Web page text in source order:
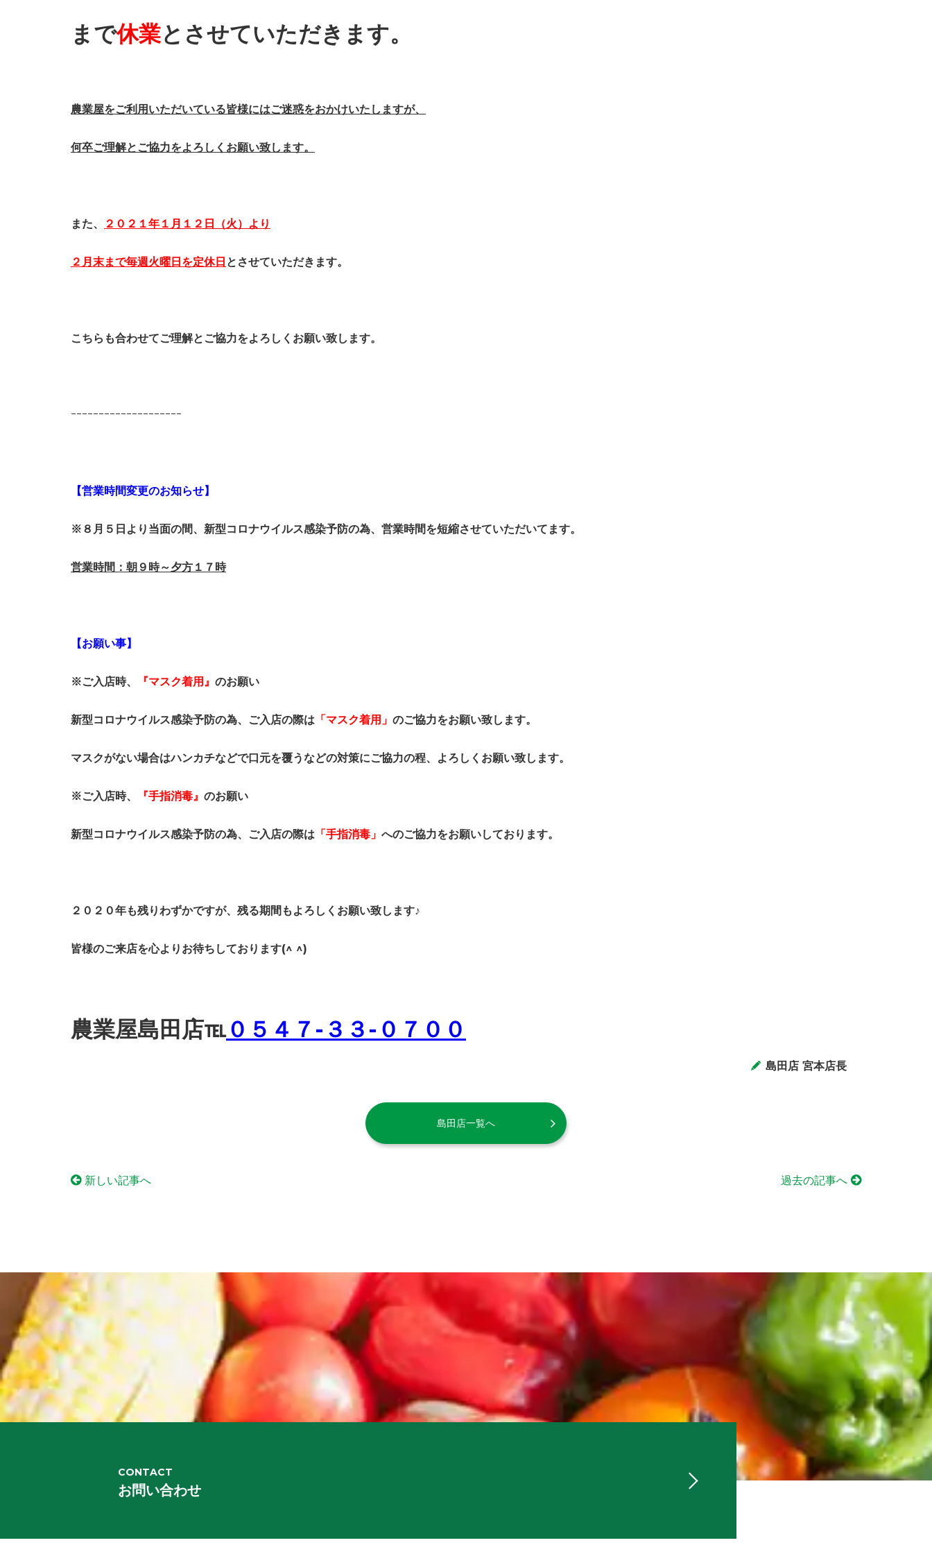
まで休業とさせていただきます。
農業屋をご利用いただいている皆様にはご迷惑をおかけいたしますが、
何卒ご理解とご協力をよろしくお願い致します。
また、 ２０２１年１月１２日（火）より
２月末まで毎週火曜日を定休日 とさせていただきます。
こちらも合わせてご理解とご協力をよろしくお願い致します。
ｰｰｰｰｰｰｰｰｰｰｰｰｰｰｰｰｰｰｰｰ
【営業時間変更のお知らせ】
※８月５日より当面の間、新型コロナウイルス感染予防の為、営業時間を短縮させていただいてます。
営業時間：朝９時～夕方１７時
【お願い事】
※ご入店時、 『マスク着用』 のお願い
新型コロナウイルス感染予防の為、ご入店の際は 「マスク着用」 のご協力をお願い致します。
マスクがない場合はハンカチなどで口元を覆うなどの対策にご協力の程、よろしくお願い致します。
※ご入店時、 『手指消毒』 のお願い
新型コロナウイルス感染予防の為、ご入店の際は 「手指消毒」 へのご協力をお願いしております。
２０２０年も残りわずかですが、残る期間もよろしくお願い致します♪
皆様のご来店を心よりお待ちしております(^ ^)
農業屋島田店℡０５４７-３３-０７００
島田店 宮本店長
島田店一覧へ
新しい記事へ 過去の記事へ
CONTACT
お問い合わせ